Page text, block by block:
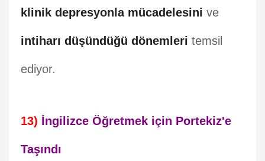
klinik depresyonla mücadelesini ve
intiharı düşündüğü dönemleri temsil
ediyor.
13) İngilizce Öğretmek için Portekiz'e
Taşındı